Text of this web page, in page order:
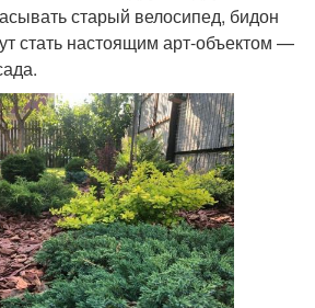
старый велосипед, бидон
стать настоящим арт-объектом —